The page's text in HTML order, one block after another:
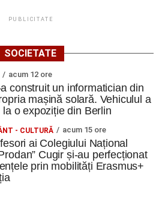
PUBLICITATE
SOCIETATE
acum 12 ore
construit un informatician din
mașină solară. Vehiculul a
la o expoziție din Berlin
- CULTURĂ acum 15 ore
ai Colegiului Național
Cugir și-au perfecționat
prin mobilități Erasmus+